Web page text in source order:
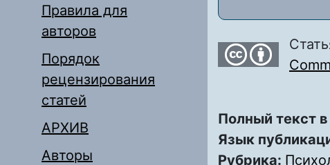
Правила для
авторов
Порядок
рецензирования
статей
АРХИВ
Авторы
Полный текст
Язык
Рубрика: